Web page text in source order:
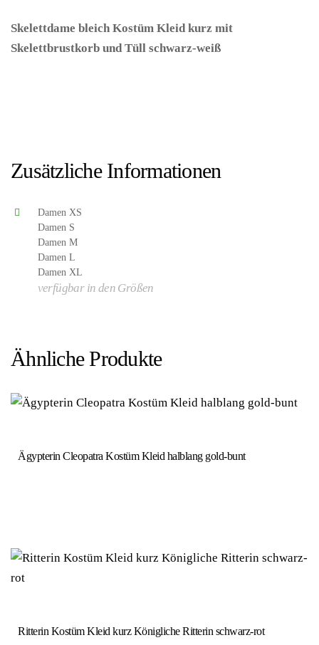
Skelettdame bleich Kostüm Kleid kurz mit
Skelettbrustkorb und Tüll schwarz-weiß
Zusätzliche Informationen
Damen XS
Damen S
Damen M
Damen L
Damen XL
verfügbar in den Größen
Ähnliche Produkte
Ägypterin Cleopatra Kostüm Kleid halblang gold-bunt
Ritterin Kostüm Kleid kurz Königliche Ritterin schwarz-rot